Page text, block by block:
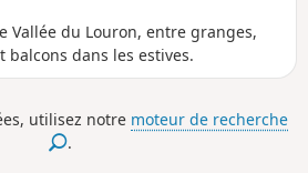
Vallée du Louron, entre granges,
dans les estives.
utilisez notre moteur de recherche
.